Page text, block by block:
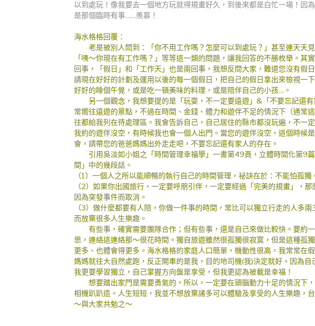
以到處玩！像我要去一個地方玩就得規畫好久，到後來都是白忙一場！因
是那個臨時有事……羨慕！
海水格格回覆：
老是被別人問到：「你不用工作嗎？怎麼可以到處玩？」甚至連天天見
「咦～你現在有工作嗎？」等等這一類的問題，讓我回答的不勝枚舉。其
回事，「假日」和「工作天」也是兩回事，我想反問大家，難道您沒有假
請現在好好的計劃及運用以後的每一個假日，把自己的假日拿出來檢視一
好好的睡個午覺，或是吃一頓美味的料理，或是陪伴自己的小孩…。
另一個觀念，我想要提的是「玩耍，不一定要遠遊」&「不要忘記還有
常嚮往遠遊的景點，不過在時間、金錢、體力和遊伴不足的情況下（通常
往都給我列在待處理區。我會告訴自己，自己居住的縣市都沒玩遍，不一
我約的遊伴沒空，有時候我也會一個人出門。當您的遊伴沒空，這個時候
會，請帶您的爸爸媽媽出外走走吧，不要忘記還有家人的存在。
引用吳淡如小姐之「時間管理幸福學」一書第49頁，立體時間化第9
間」中的幾段話。
（1）一個人之所以能順暢的執行自己的時間管理，祕訣在於：不能怕孤獨
（2）如果你出國旅行，一定要呼朋引伴，一定要經過「完美的規畫」，
因為突發事件而取消。
（3）做什麼都要有人陪，你做一件事的時間，常比可以獨立行走的人多
而放棄很多人生樂趣。
有些事，確實需要團隊合作；但有些事，還是自己來做比較快。要約
思，連絡這連絡那～很花時間。獨自旅遊雖然很孤獨很寂寞，但是這種孤
更多、也體會得更多。海水格格的家庭人口簡單 ，機動性很高，我常常在
媽媽就往大自然處跑，反正開車的是我，目的地司機(我)決定就好。因為自
我更要學習獨立，自己掌握方向盤是享受，但我更認為被載是幸福！
想要踏出家門是需要勇氣的，所以，一定要在頭腦動力十足的情況下
相機趴趴造。人生短短，我並不想放棄諸多可以體驗及享受的人生樂趣，
～與大家共勉之～